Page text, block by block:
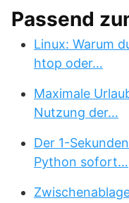
Passend
Linux: Warum
htop oder…
Maximale
Nutzung der…
Der 1-
Python sofort…